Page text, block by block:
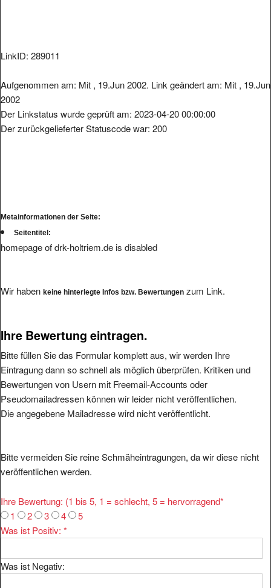
LinkID: 289011
Aufgenommen am: Mit , 19.Jun 2002. Link geändert am: Mit , 19.Jun
2002
Der Linkstatus wurde geprüft am: 2023-04-20 00:00:00
Der zurückgelieferter Statuscode war: 200
Metainformationen der Seite:
Seitentitel:
homepage of drk-holtriem.de is disabled
Wir haben keine hinterlegte Infos bzw. Bewertungen zum Link.
Ihre Bewertung eintragen.
Bitte füllen Sie das Formular komplett aus, wir werden Ihre
Eintragung dann so schnell als möglich überprüfen. Kritiken und
Bewertungen von Usern mit Freemail-Accounts oder
Pseudomailadressen können wir leider nicht veröffentlichen.
Die angegebene Mailadresse wird nicht veröffentlicht.
Bitte vermeiden Sie reine Schmäheintragungen, da wir diese nicht
veröffentlichen werden.
Ihre Bewertung: (1 bis 5, 1 = schlecht, 5 = hervorragend*
1
2 3 4
5
Was ist Positiv: *
Was ist Negativ: